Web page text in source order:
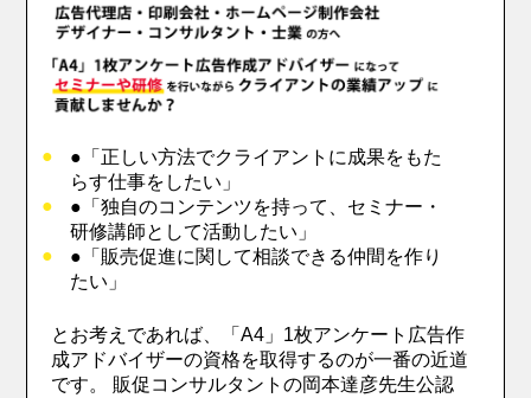
●「正しい方法でクライアントに成果をもた
らす仕事をしたい」
●「独自のコンテンツを持って、セミナー・
研修講師として活動したい」
●「販売促進に関して相談できる仲間を作り
たい」
とお考えであれば、「A4」1枚アンケート広告作
成アドバイザーの資格を取得するのが一番の近道
です。 販促コンサルタントの岡本達彦先生公認